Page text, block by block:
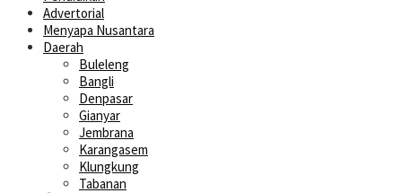
Advertorial
Menyapa Nusantara
Daerah
Buleleng
Bangli
Denpasar
Gianyar
Jembrana
Karangasem
Klungkung
Tabanan